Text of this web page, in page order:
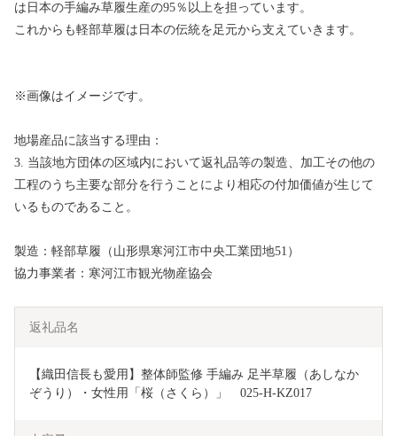
は日本の手編み草履生産の95％以上を担っています。
これからも軽部草履は日本の伝統を足元から支えていきます。
※画像はイメージです。
地場産品に該当する理由：
3. 当該地方団体の区域内において返礼品等の製造、加工その他の
工程のうち主要な部分を行うことにより相応の付加価値が生じて
いるものであること。
製造：軽部草履（山形県寒河江市中央工業団地51）
協力事業者：寒河江市観光物産協会
返礼品名
【織田信長も愛用】整体師監修 手編み 足半草履（あしなか
ぞうり）・女性用「桜（さくら）」　025-H-KZ017